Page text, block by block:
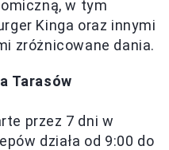
w tym
Kinga oraz innymi
zróżnicowane dania.
Tarasów
przez 7 dni w
działa od 9:00 do